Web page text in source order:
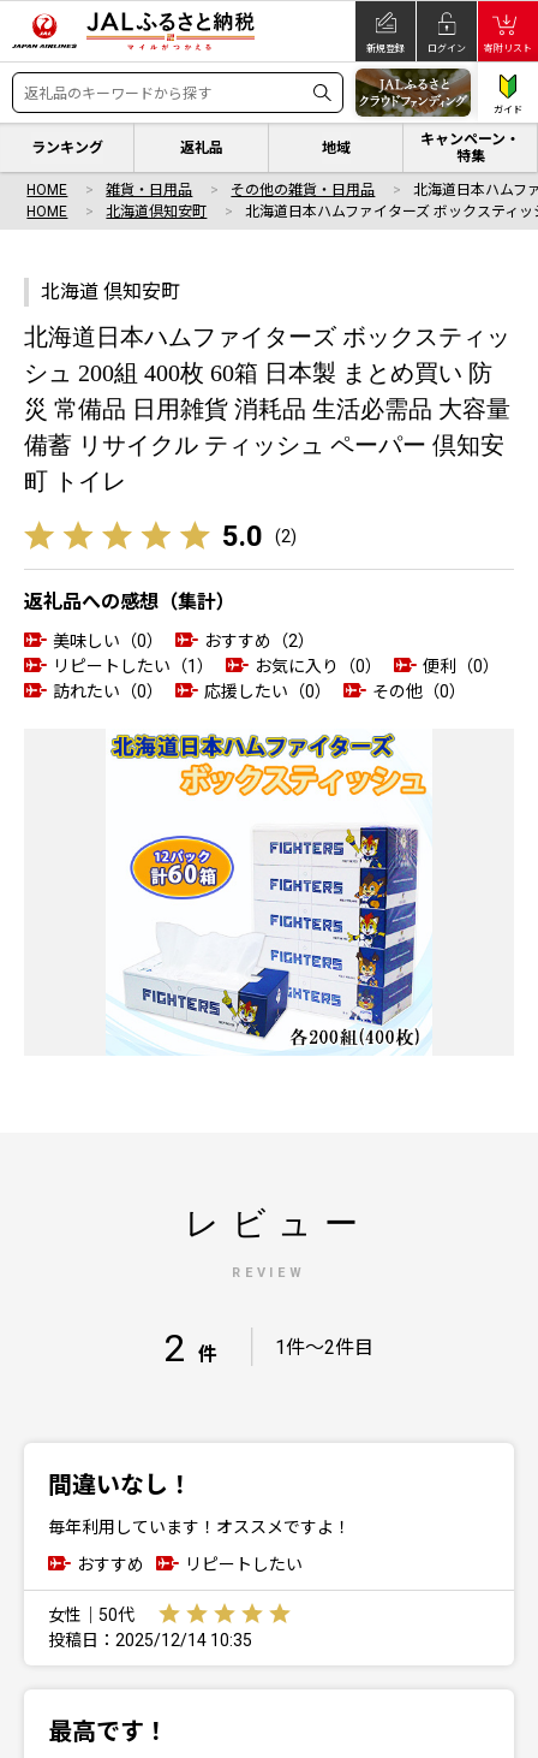
新規登録 ログイン 寄附リスト
ガイド
ランキング 返礼品 地域
キャンペーン・
特集
HOME 雑貨・日用品 その他の雑貨・日用品
北海道日本ハムフ
HOME
北海道倶知安町 北海道日本ハムファイターズ ボックスティ
北海道 倶知安町
北海道日本ハムファイターズ ボックスティッ
シュ 200組 400枚 60箱 日本製 まとめ買い 防
災 常備品 日用雑貨 消耗品 生活必需品 大容量
備蓄 リサイクル ティッシュ ペーパー 倶知安
町 トイレ
5.0 (2)
返礼品への感想（集計）
美味しい（0）
おすすめ（2）
リピートしたい（1）
お気に入り（0）
便利（0）
訪れたい（0）
応援したい（0） その他（0）
レビュー
REVIEW
2 件 1件～2件目
間違いなし！
毎年利用しています！オススメですよ！
おすすめ
リピートしたい
女性｜50代
投稿日：2025/12/14 10:35
最高です！